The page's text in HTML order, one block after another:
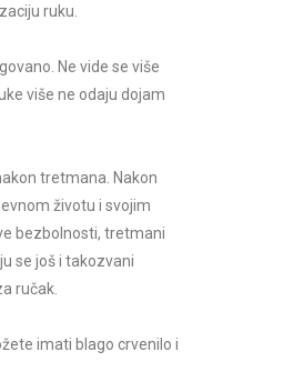
ruku.
Ne vide se više
više ne odaju dojam
tretmana. Nakon
životu i svojim
bezbolnosti, tretmani
se još i takozvani
ručak.
imati blago crvenilo i